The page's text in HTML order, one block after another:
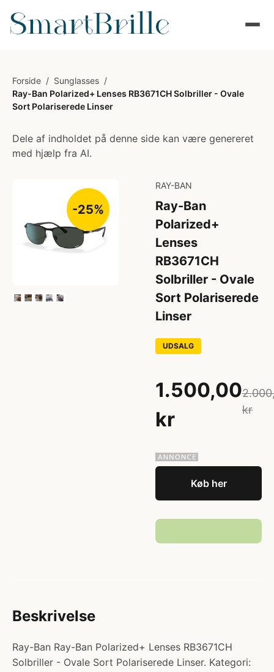
Forside / Sunglasses /
Ray-Ban Polarized+ Lenses RB3671CH Solbriller - Ovale
Sort Polariserede Linser
Dele af indholdet på denne side kan være genereret
med hjælp fra AI.
-25%
RAY-BAN
Ray-Ban
Polarized+
Lenses
RB3671CH
Solbriller - Ovale
Sort Polariserede
Linser
UDSALG
1.500,00
kr
kr
Køb her
Beskrivelse
Ray-Ban Ray-Ban Polarized+ Lenses RB3671CH
Solbriller - Ovale Sort Polariserede Linser. Kategori: